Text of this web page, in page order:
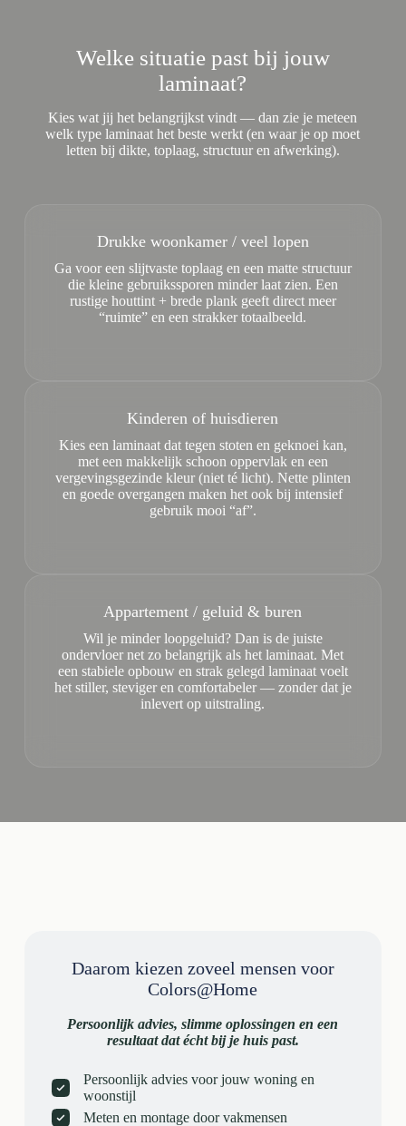
Welke situatie past bij jouw
laminaat?
Kies wat jij het belangrijkst vindt — dan zie je meteen
welk type laminaat het beste werkt (en waar je op moet
letten bij dikte, toplaag, structuur en afwerking).
Drukke woonkamer / veel lopen
Ga voor een slijtvaste toplaag en een matte structuur
die kleine gebruikssporen minder laat zien. Een
rustige houttint + brede plank geeft direct meer
“ruimte” en een strakker totaalbeeld.
Kinderen of huisdieren
Kies een laminaat dat tegen stoten en geknoei kan,
met een makkelijk schoon oppervlak en een
vergevingsgezinde kleur (niet té licht). Nette plinten
en goede overgangen maken het ook bij intensief
gebruik mooi “af”.
Appartement / geluid & buren
Wil je minder loopgeluid? Dan is de juiste
ondervloer net zo belangrijk als het laminaat. Met
een stabiele opbouw en strak gelegd laminaat voelt
het stiller, steviger en comfortabeler — zonder dat je
inlevert op uitstraling.
Daarom kiezen zoveel mensen voor
Colors@Home
Persoonlijk advies, slimme oplossingen en een
resultaat dat écht bij je huis past.
Persoonlijk advies voor jouw woning en
woonstijl
Meten en montage door vakmensen